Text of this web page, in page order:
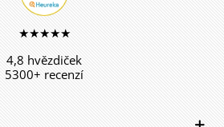
★★★★★
4,8 hvězdiček
5300+ recenzí